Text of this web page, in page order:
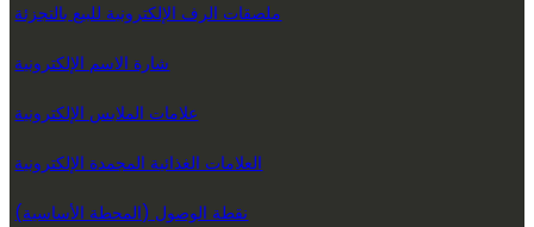
ملصقات الرف الإلكترونية للبيع بالتجزئة
شارة الاسم الإلكترونية
علامات الملابس الإلكترونية
العلامات الغذائية المجمدة الإلكترونية
نقطة الوصول (المحطة الأساسية)